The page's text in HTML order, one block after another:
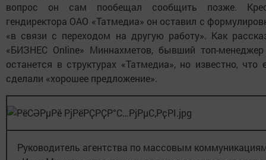
вопрос он сам пообещал сообщить позже.
гендиректора ОАО «Татмедиа» он оставил с
«в связи с переходом на другую работу». Как
«БИЗНЕС Online» Миннахметов, бывший топ-
останется в структурах «Татмедиа», но известно, что
сделали «хорошее предложение».
Руководитель агентства по массовым